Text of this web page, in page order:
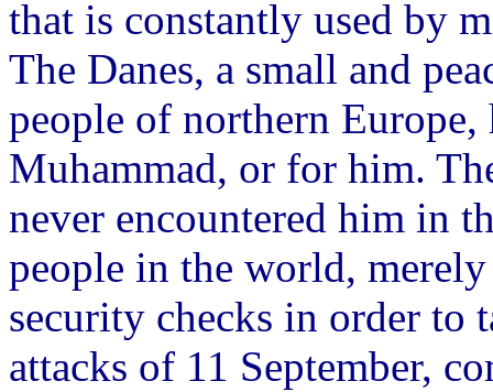
that is constantly used by
The Danes, a small and
people of northern
Muhammad, or for him.
never encountered him in
people in the world,
security checks in order to
attacks of 11 September,